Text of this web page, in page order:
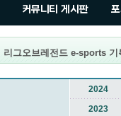
커뮤니티 게시판
리그오브레전드 e-sports
2024
2023